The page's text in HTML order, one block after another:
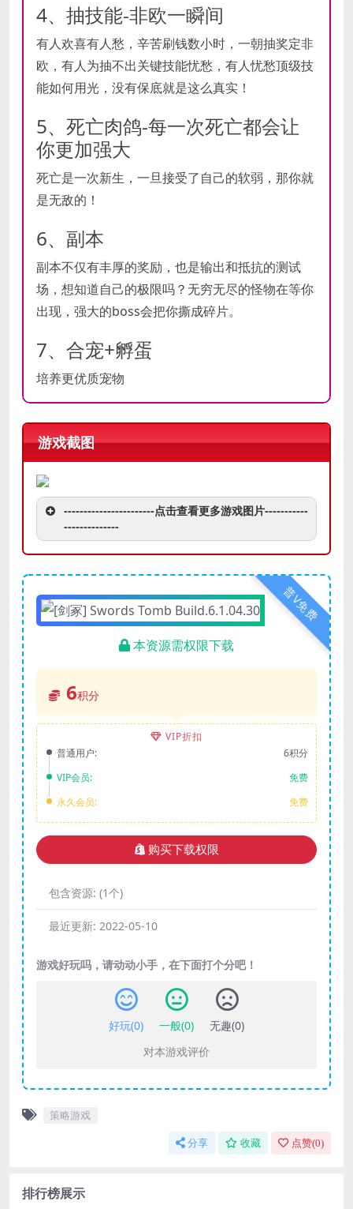
4、抽技能-非欧一瞬间
有人欢喜有人愁，辛苦刷钱数小时，一朝抽奖定非
欧，有人为抽不出关键技能忧愁，有人忧愁顶级技
能如何用光，没有保底就是这么真实！
5、死亡肉鸽-每一次死亡都会让
你更加强大
死亡是一次新生，一旦接受了自己的软弱，那你就
是无敌的！
6、副本
副本不仅有丰厚的奖励，也是输出和抵抗的测试
场，想知道自己的极限吗？无穷无尽的怪物在等你
出现，强大的boss会把你撕成碎片。
7、合宠+孵蛋
培养更优质宠物
游戏截图
-----------------------点击查看更多游戏图片-----------
--------------
普V免费
本资源需权限下载
6积分
VIP折扣
普通用户:
6积分
VIP会员:
免费
永久会员:
免费
购买下载权限
包含资源: (1个)
最近更新: 2022-05-10
游戏好玩吗，请动动小手，在下面打个分吧！
好玩(0) 一般(0) 无趣(0)
对本游戏评价
策略游戏
分享 收藏 点赞(0)
排行榜展示